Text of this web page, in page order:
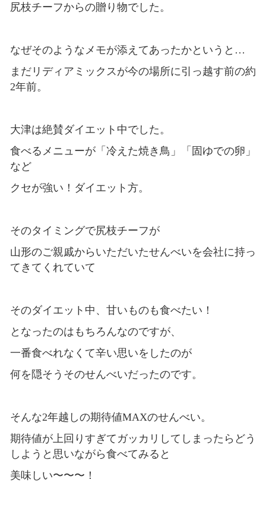
尻枝チーフからの贈り物でした。
なぜそのようなメモが添えてあったかというと…
まだリディアミックスが今の場所に引っ越す前の約
2年前。
大津は絶賛ダイエット中でした。
食べるメニューが「冷えた焼き鳥」「固ゆでの卵」
など
クセが強い！ダイエット方。
そのタイミングで尻枝チーフが
山形のご親戚からいただいたせんべいを会社に持っ
てきてくれていて
そのダイエット中、甘いものも食べたい！
となったのはもちろんなのですが、
一番食べれなくて辛い思いをしたのが
何を隠そうそのせんべいだったのです。
そんな2年越しの期待値MAXのせんべい。
期待値が上回りすぎてガッカリしてしまったらどう
しようと思いながら食べてみると
美味しい〜〜〜！